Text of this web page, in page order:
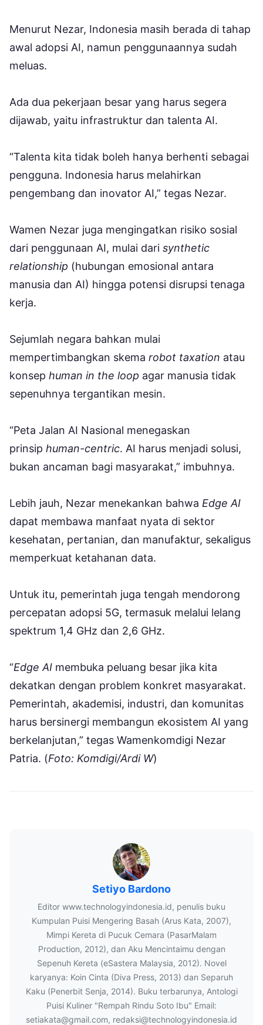
Menurut Nezar, Indonesia masih berada di tahap
awal adopsi AI, namun penggunaannya sudah
meluas.
Ada dua pekerjaan besar yang harus segera
dijawab, yaitu infrastruktur dan talenta AI.
“Talenta kita tidak boleh hanya berhenti sebagai
pengguna. Indonesia harus melahirkan
pengembang dan inovator AI,” tegas Nezar.
Wamen Nezar juga mengingatkan risiko sosial
dari penggunaan AI, mulai dari synthetic
relationship (hubungan emosional antara
manusia dan AI) hingga potensi disrupsi tenaga
kerja.
Sejumlah negara bahkan mulai
mempertimbangkan skema robot taxation atau
konsep human in the loop agar manusia tidak
sepenuhnya tergantikan mesin.
“Peta Jalan AI Nasional menegaskan
prinsip human-centric. AI harus menjadi solusi,
bukan ancaman bagi masyarakat,” imbuhnya.
Lebih jauh, Nezar menekankan bahwa Edge AI
dapat membawa manfaat nyata di sektor
kesehatan, pertanian, dan manufaktur, sekaligus
memperkuat ketahanan data.
Untuk itu, pemerintah juga tengah mendorong
percepatan adopsi 5G, termasuk melalui lelang
spektrum 1,4 GHz dan 2,6 GHz.
“Edge AI membuka peluang besar jika kita
dekatkan dengan problem konkret masyarakat.
Pemerintah, akademisi, industri, dan komunitas
harus bersinergi membangun ekosistem AI yang
berkelanjutan,” tegas Wamenkomdigi Nezar
Patria. (Foto: Komdigi/Ardi W)
Setiyo Bardono
Editor www.technologyindonesia.id, penulis buku
Kumpulan Puisi Mengering Basah (Arus Kata, 2007),
Mimpi Kereta di Pucuk Cemara (PasarMalam
Production, 2012), dan Aku Mencintaimu dengan
Sepenuh Kereta (eSastera Malaysia, 2012). Novel
karyanya: Koin Cinta (Diva Press, 2013) dan Separuh
Kaku (Penerbit Senja, 2014). Buku terbarunya, Antologi
Puisi Kuliner "Rempah Rindu Soto Ibu" Email:
setiakata@gmail.com, redaksi@technologyindonesia.id